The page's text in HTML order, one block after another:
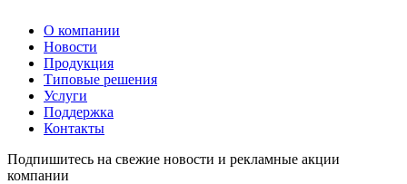
О компании
Новости
Продукция
Типовые решения
Услуги
Поддержка
Контакты
Подпишитесь на свежие новости и рекламные акции
компании